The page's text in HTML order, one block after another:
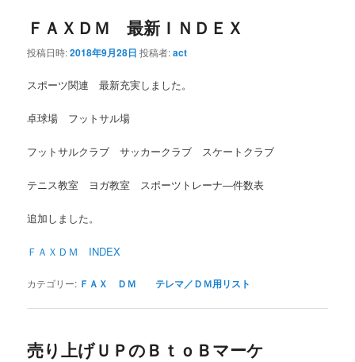
ＦＡＸＤＭ 最新ＩＮＤＥＸ
投稿日時:2018年9月28日 投稿者:act
スポーツ関連 最新充実しました。
卓球場 フットサル場
フットサルクラブ サッカークラブ スケートクラブ
テニス教室 ヨガ教室 スポーツトレーナ―件数表
追加しました。
ＦＡＸＤＭ INDEX
カテゴリー: ＦＡＸ ＤＭ テレマ／ＤＭ用リスト
売り上げＵＰのＢｔｏＢマーケ